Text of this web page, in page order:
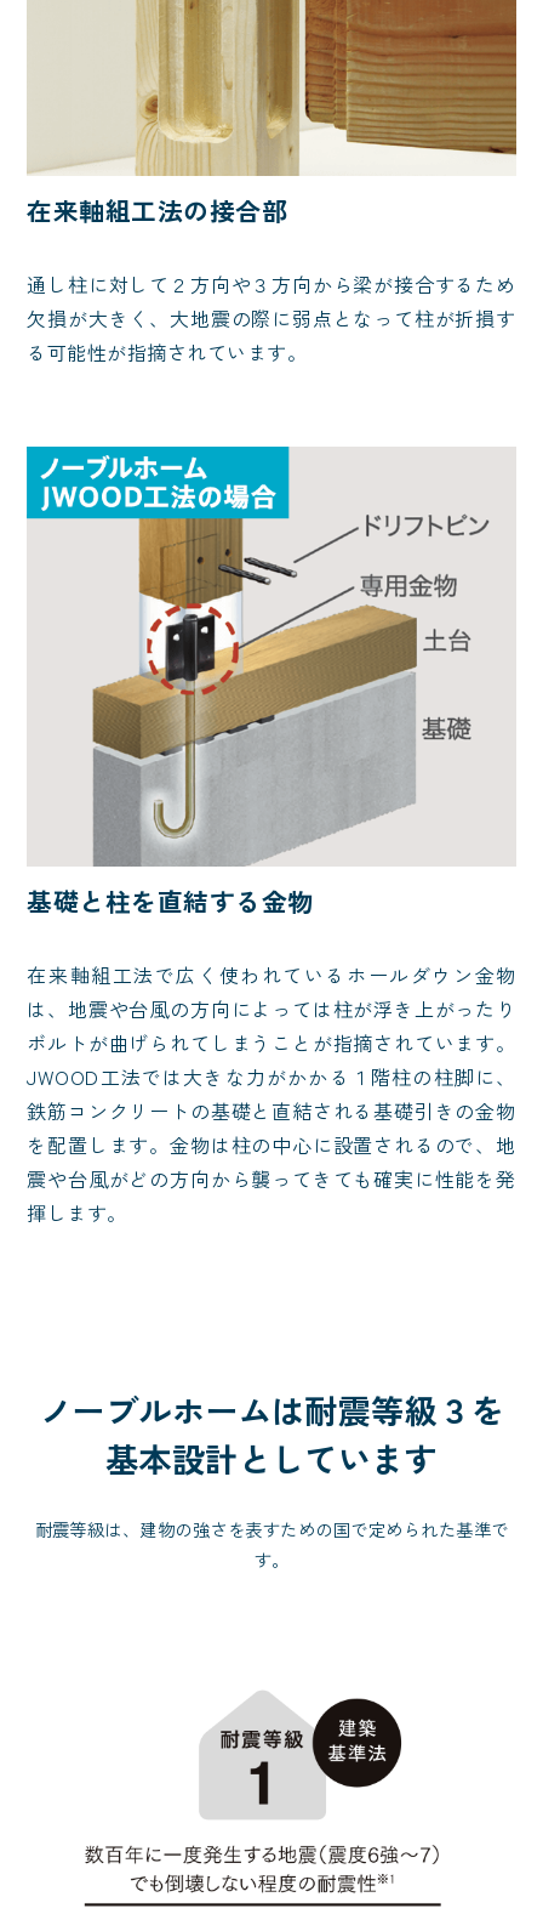
在来軸組工法の接合部
通し柱に対して２方向や３方向から梁が接合するため
欠損が大きく、大地震の際に弱点となって柱が折損す
る可能性が指摘されています。
基礎と柱を直結する金物
在来軸組工法で広く使われているホールダウン金物
は、地震や台風の方向によっては柱が浮き上がったり
ボルトが曲げられてしまうことが指摘されています。
JWOOD工法では大きな力がかかる１階柱の柱脚に、
鉄筋コンクリートの基礎と直結される基礎引きの金物
を配置します。金物は柱の中心に設置されるので、地
震や台風がどの方向から襲ってきても確実に性能を発
揮します。
ノーブルホームは耐震等級３を
基本設計としています
耐震等級は、建物の強さを表すための国で定められた基準で
す。